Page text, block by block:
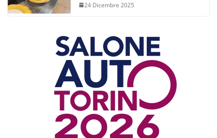
24 Dicembre 2025